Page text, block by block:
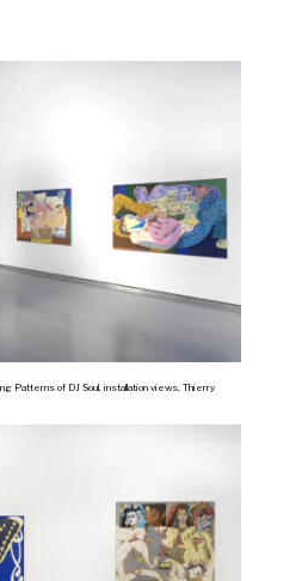
Patterns of DJ Soul, installation views, Thierry